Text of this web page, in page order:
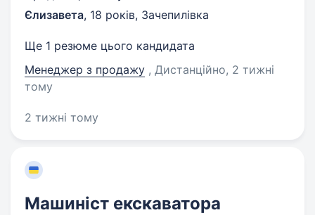
Єлизавета, 18 років, Зачепилівка
Ще 1 резюме цього кандидата
Менеджер з продажу , Дистанційно, 2 тижні
тому
2 тижні тому
Машиніст екскаватора